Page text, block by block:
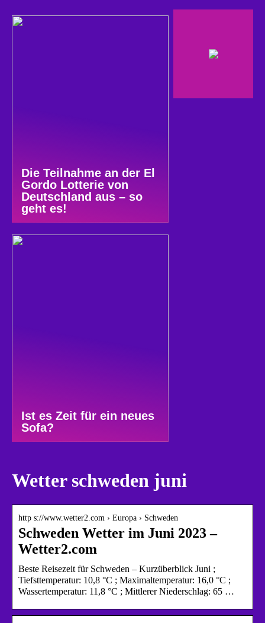
Die Teilnahme an der El
Gordo Lotterie von
Deutschland aus – so
geht es!
Ist es Zeit für ein neues
Sofa?
Wetter schweden juni
http s://www.wetter2.com › Europa › Schweden
Schweden Wetter im Juni 2023 –
Wetter2.com
Beste Reisezeit für Schweden – Kurzüberblick Juni ;
Tiefsttemperatur: 10,8 °C ; Maximaltemperatur: 16,0 °C ;
Wassertemperatur: 11,8 °C ; Mittlerer Niederschlag: 65 …